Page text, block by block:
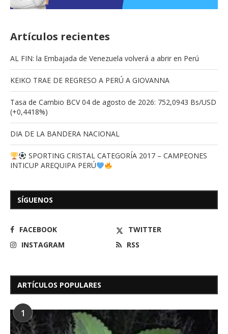
Artículos recientes
AL FIN: la Embajada de Venezuela volverá a abrir en Perú
KEIKO TRAE DE REGRESO A PERÚ A GIOVANNA
Tasa de Cambio BCV 04 de agosto de 2026: 752,0943 Bs/USD
(+0,4418%)
DIA DE LA BANDERA NACIONAL
SPORTING CRISTAL CATEGORÍA 2017 – CAMPEONES
INTICUP AREQUIPA PERÚ
SÍGUENOS
FACEBOOK
TWITTER
INSTAGRAM
RSS
ARTÍCULOS POPULARES
1